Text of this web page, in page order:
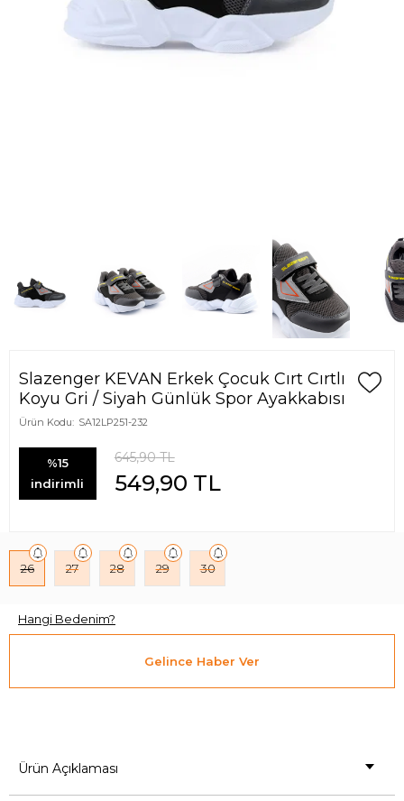
Slazenger KEVAN Erkek Çocuk Cırt Cırtlı
Koyu Gri / Siyah Günlük Spor Ayakkabısı
Ürün Kodu: SA12LP251-232
%15
indirimli
645,90TL
549,90 TL
26 27 28 29 30
Hangi Bedenim?
Gelince Haber Ver
Ürün Açıklaması